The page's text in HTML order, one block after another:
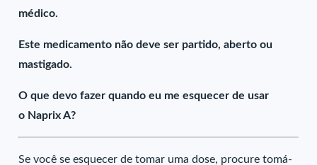
médico.
Este medicamento não deve ser partido, aberto ou
mastigado.
O que devo fazer quando eu me esquecer de usar
o Naprix A?
Se você se esquecer de tomar uma dose, procure tomá-